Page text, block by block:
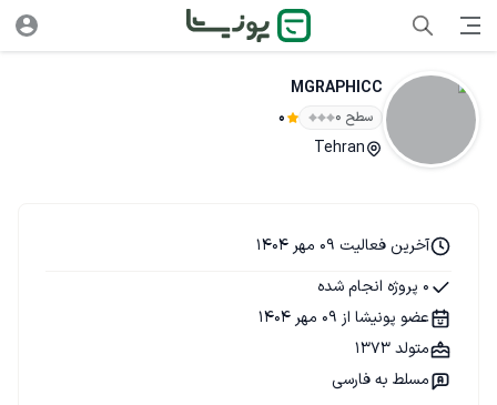
MGRAPHICC
سطح ۰ 0
Tehran
آخرین فعالیت 09 مهر 1404
0 پروژه انجام شده
عضو پونیشا از 09 مهر 1404
متولد 1373
مسلط به فارسی